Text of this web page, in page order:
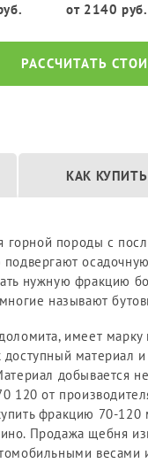
от 2140 руб.
РАССЧИТАТЬ
КАК
горной породы с
нужную фракцию
называют
имеет марку
материал
добывается
120 от
фракцию 70-120
Продажа щебня
весами